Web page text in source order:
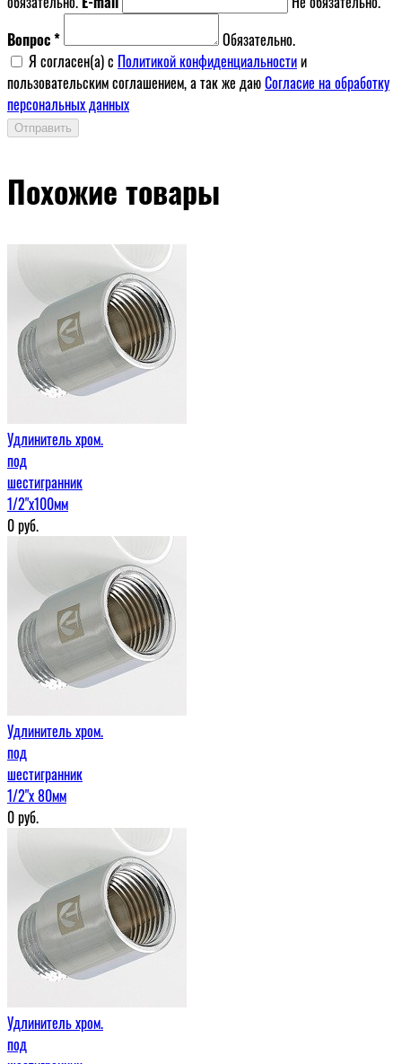
Вопрос *
Обязательно.
Я согласен(a) с Политикой конфиденциальностии
пользовательским соглашением, а так же даюСогласие на обработку
персональных данных
Отправить
Похожие товары
Удлинитель хром.
под
шестигранник
1/2"х100мм
0руб.
Удлинитель хром.
под
шестигранник
1/2"х 80мм
0руб.
Удлинитель хром.
под